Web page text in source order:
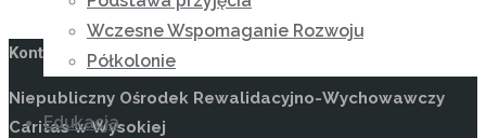
Wczesne Wspomaganie Rozwoju
Półkolonie
Edukacja
Kontakt
Niepubliczny Ośrodek Rewalidacyjno-Wychowawczy
Caritas w Wysokiej